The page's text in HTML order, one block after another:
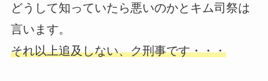
どうして知っていたら悪いのかとキム司祭は
言います。
それ以上追及しない、ク刑事です・・・